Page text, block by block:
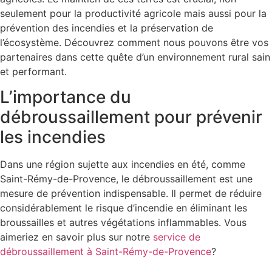
seulement pour la productivité agricole mais aussi pour la
prévention des incendies et la préservation de
l’écosystème. Découvrez comment nous pouvons être vos
partenaires dans cette quête d’un environnement rural sain
et performant.
L’importance du
débroussaillement pour prévenir
les incendies
Dans une région sujette aux incendies en été, comme
Saint-Rémy-de-Provence, le débroussaillement est une
mesure de prévention indispensable. Il permet de réduire
considérablement le risque d’incendie en éliminant les
broussailles et autres végétations inflammables. Vous
aimeriez en savoir plus sur notre service de
débroussaillement à Saint-Rémy-de-Provence?